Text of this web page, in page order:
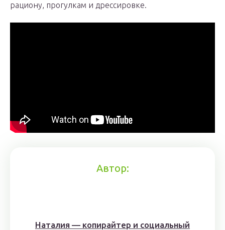
рациону, прогулкам и дрессировке.
Автор:
Наталия — копирайтер и социальный